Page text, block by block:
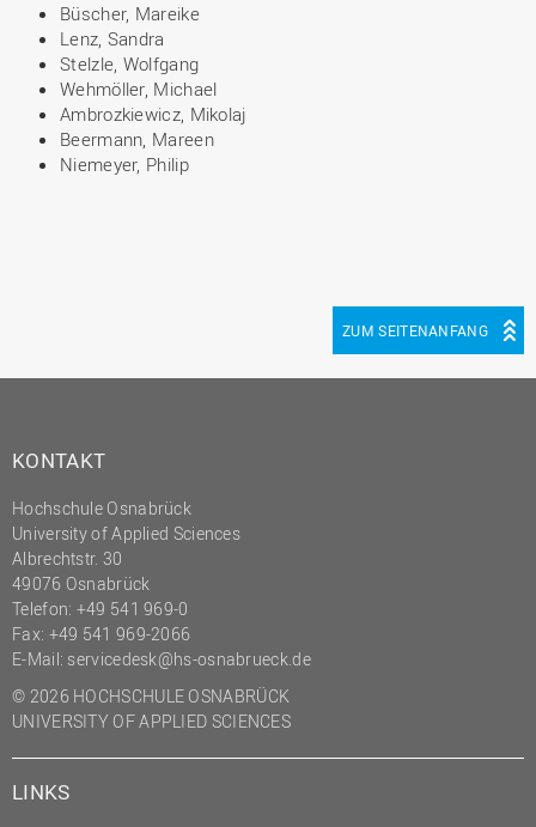
Büscher, Mareike
Lenz, Sandra
Stelzle, Wolfgang
Wehmöller, Michael
Ambrozkiewicz, Mikolaj
Beermann, Mareen
Niemeyer, Philip
ZUM SEITENANFANG
KONTAKT
Hochschule Osnabrück
University of Applied Sciences
Albrechtstr. 30
49076 Osnabrück
Telefon: +49 541 969-0
Fax: +49 541 969-2066
E-Mail: servicedesk@hs-osnabrueck.de
© 2026 HOCHSCHULE OSNABRÜCK
UNIVERSITY OF APPLIED SCIENCES
LINKS